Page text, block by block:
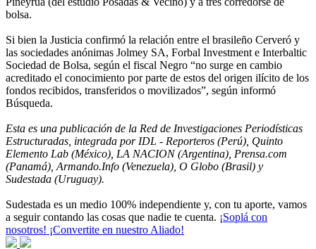
bolsa.
Si bien la Justicia confirmó la relación entre el brasileño Cerveró y
las sociedades anónimas Jolmey SA, Forbal Investment e Interbaltic
Sociedad de Bolsa, según el fiscal Negro “no surge en cambio
acreditado el conocimiento por parte de estos del origen ilícito de los
fondos recibidos, transferidos o movilizados”, según informó
Búsqueda.
Esta es una publicación de la Red de Investigaciones Periodísticas
Estructuradas, integrada por IDL - Reporteros (Perú), Quinto
Elemento Lab (México), LA NACION (Argentina), Prensa.com
(Panamá), Armando.Info (Venezuela), O Globo (Brasil) y
Sudestada (Uruguay).
Sudestada es un medio 100% independiente y, con tu aporte, vamos
a seguir contando las cosas que nadie te cuenta. ¡Soplá con
nosotros! ¡Convertite en nuestro Aliado!